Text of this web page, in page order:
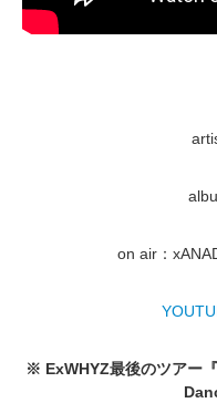
on air：
※ ExWHYZ最後のツアー